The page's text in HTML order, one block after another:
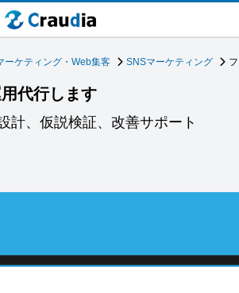
ーケティング・Web集客 SNSマーケティング
代行します
計、仮説検証、改善サポート